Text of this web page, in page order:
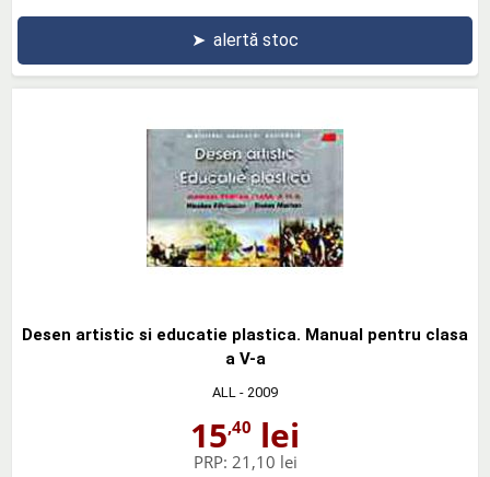
➤ alertă stoc
Desen artistic si educatie plastica. Manual pentru clasa
a V-a
ALL - 2009
15,40 lei
PRP: 21,10 lei